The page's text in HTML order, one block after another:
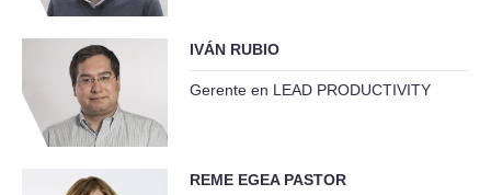
IVÁN RUBIO
Gerente en LEAD PRODUCTIVITY
REME EGEA PASTOR